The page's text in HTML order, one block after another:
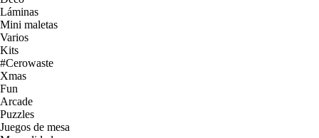
Láminas
Mini maletas
Varios
Kits
#Cerowaste
Xmas
Fun
Arcade
Puzzles
Juegos de mesa